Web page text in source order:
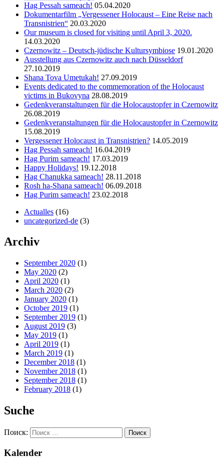
Hag Pessah sameach! 05.04.2020
Dokumentarfilm „Vergessener Holocaust – Eine Reise nach
Transnistrien“ 20.03.2020
Оur museum is closed for visiting until April 3, 2020.
14.03.2020
Czernowitz – Deutsch-jüdische Kultursymbiose 19.01.2020
Ausstellung aus Czernowitz auch nach Düsseldorf
27.10.2019
Shana Tova Umetukah! 27.09.2019
Events dedicated to the commemoration of the Holocaust
victims in Bukovyna 28.08.2019
Gedenk­ver­an­stal­tun­gen für die Holo­caustop­fer in Czer­no­witz
26.08.2019
Gedenk­ver­an­stal­tun­gen für die Holo­caustop­fer in Czer­no­witz
15.08.2019
Vergessener Holocaust in Transnistrien? 14.05.2019
Hag Pessah sameach! 16.04.2019
Hag Purim sameach! 17.03.2019
Happy Holidays! 19.12.2018
Hag Chanukka sameach! 28.11.2018
Rosh ha-Shana sameach! 06.09.2018
Hag Purim sameach! 23.02.2018
Actualles (16)
uncategorized-de (3)
Archiv
September 2020 (1)
May 2020 (2)
April 2020 (1)
March 2020 (2)
January 2020 (1)
October 2019 (1)
September 2019 (1)
August 2019 (3)
May 2019 (1)
April 2019 (1)
March 2019 (1)
December 2018 (1)
November 2018 (1)
September 2018 (1)
February 2018 (1)
Suche
Поиск:
Kalender